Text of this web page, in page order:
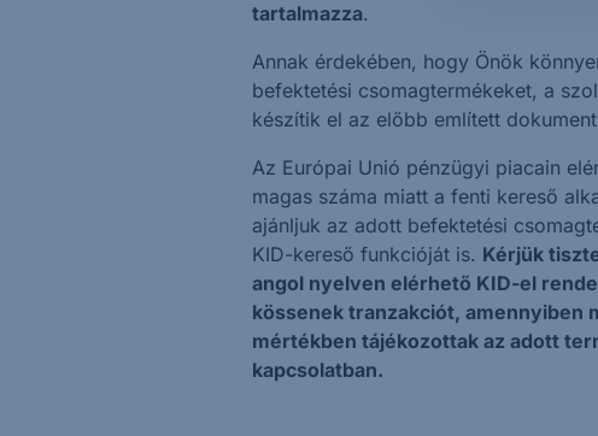
tartalmazza.
Annak érdekében, hogy Önök
befektetési csomagtermékeket, a
készítik el az előbb említett
Az Európai Unió pénzügyi piacain
magas száma miatt a fenti kereső
ajánljuk az adott befektetési
KID-kereső funkcióját is. Kérjük
angol nyelven elérhető KID-el
kössenek tranzakciót, amennyiben
mértékben tájékozottak az adott
kapcsolatban.